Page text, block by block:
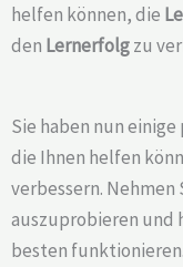
helfen können, die
den Lernerfolgzu
Sie haben nun
die Ihnen helfen
verbessern. Nehmen
auszuprobieren und
besten